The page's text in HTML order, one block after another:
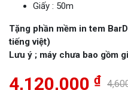
Giấy : 50m
Tặng phần mềm in tem
tiếng việt)
Lưu ý ; máy chưa bao gồm
4,120,000 ₫